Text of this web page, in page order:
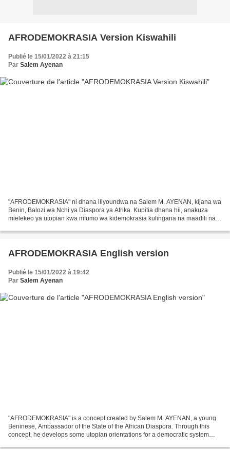
AFRODEMOKRASIA Version Kiswahili
Publié le 15/01/2022 à 21:15
Par Salem Ayenan
"AFRODEMOKRASIA" ni dhana iliyoundwa na Salem M. AYENAN, kijana wa
Benin, Balozi wa Nchi ya Diaspora ya Afrika. Kupitia dhana hii, anakuza
mielekeo ya utopian kwa mfumo wa kidemokrasia kulingana na maadili na
AFRODEMOKRASIA English version
Publié le 15/01/2022 à 19:42
Par Salem Ayenan
"AFRODEMOKRASIA" is a concept created by Salem M. AYENAN, a young
Beninese, Ambassador of the State of the African Diaspora. Through this
concept, he develops some utopian orientations for a democratic system